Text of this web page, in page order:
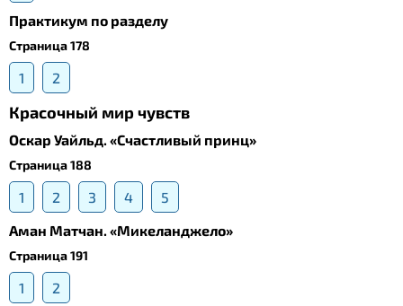
Практикум по разделу
Страница 178
1 2
Красочный мир чувств
Оскар Уайльд. «Счастливый принц»
Страница 188
1 2 3 4
5
Аман Матчан. «Микеланджело»
Страница 191
1
2